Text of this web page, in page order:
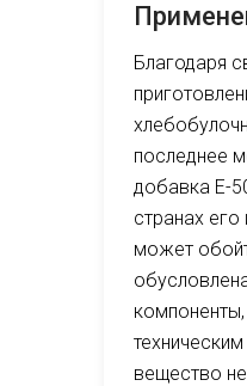
Благодаря
последнее
добавка Е-
странах
может
вещество